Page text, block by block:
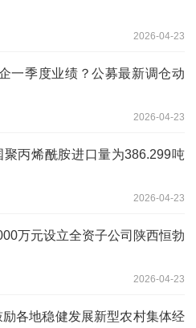
2026-04-23
一季度业绩？公募最新调仓动
2026-04-23
丙烯酰胺进口量为386.299吨
2026-04-23
万元设立全资子公司陕西恒勃
2026-04-23
各地稳健发展新型农村集体经